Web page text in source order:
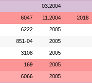
03.2004
6047 11.2004 2018
6222 2005
851-04 2005
3108 2005
169 2005
6066 2005